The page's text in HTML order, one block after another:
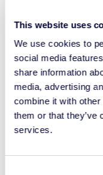
This website uses
We use cookies to
social media
share information
media, advertising
combine it with other
them or that they’ve
services.
más fáciles
crees (lo